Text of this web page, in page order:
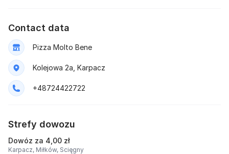
Contact data
Pizza Molto Bene
Kolejowa 2a, Karpacz
+48724422722
Strefy dowozu
Dowóz za 4,00 zł
Karpacz, Miłków, Scięgny